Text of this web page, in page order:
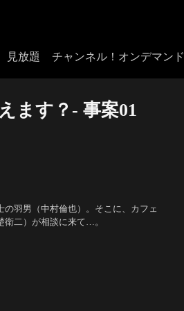
見放題 チャンネル！オンデマンド
ます？- 事案01
羽男（中村倫也）。そこに、カフェ
衛二）が相談に来て…。